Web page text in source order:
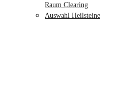
Raum Clearing
Auswahl Heilsteine